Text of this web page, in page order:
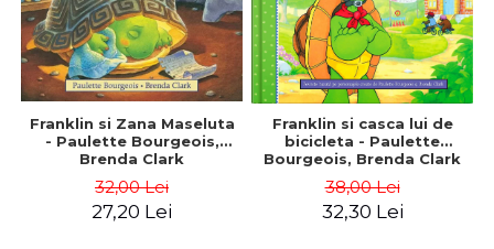
Franklin si Zana Maseluta
- Paulette Bourgeois,
Brenda Clark
32,00 Lei
27,20 Lei
Franklin si casca lui de
bicicleta - Paulette
Bourgeois, Brenda Clark
38,00 Lei
32,30 Lei